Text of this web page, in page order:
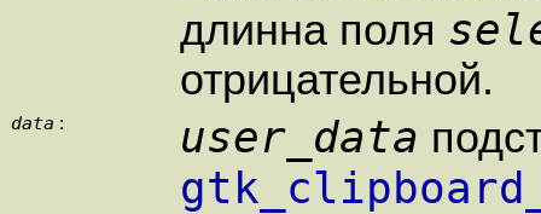
длинна поля
отрицательной.
data : user_data